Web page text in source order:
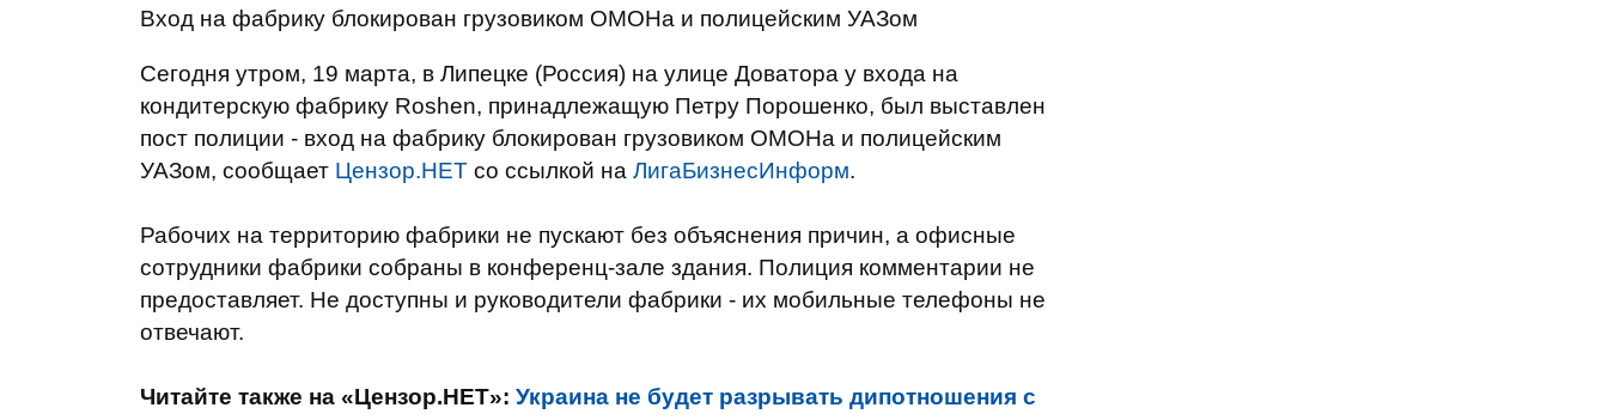
Вход на фабрику блокирован грузовиком ОМОНа и полицейским УАЗом
Сегодня утром, 19 марта, в Липецке (Россия) на улице Доватора у входа на
кондитерскую фабрику Roshen, принадлежащую Петру Порошенко, был выставлен
пост полиции - вход на фабрику блокирован грузовиком ОМОНа и полицейским
УАЗом, сообщает Цензор.НЕТ со ссылкой на ЛигаБизнесИнформ.
Рабочих на территорию фабрики не пускают без объяснения причин, а офисные
сотрудники фабрики собраны в конференц-зале здания. Полиция комментарии не
предоставляет. Не доступны и руководители фабрики - их мобильные телефоны не
отвечают.
Читайте также на «Цензор.НЕТ»: Украина не будет разрывать дипотношения с